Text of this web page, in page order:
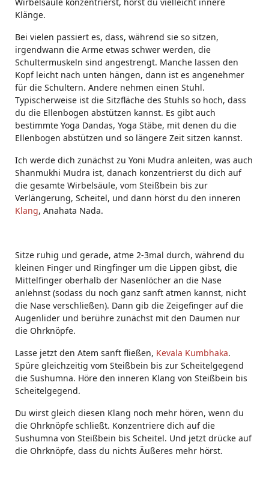
Klänge.
Bei vielen passiert es, dass, während sie so sitzen,
irgendwann die Arme etwas schwer werden, die
Schultermuskeln sind angestrengt. Manche lassen den
Kopf leicht nach unten hängen, dann ist es angenehmer
für die Schultern. Andere nehmen einen Stuhl.
Typischerweise ist die Sitzfläche des Stuhls so hoch, dass
du die Ellenbogen abstützen kannst. Es gibt auch
bestimmte Yoga Dandas, Yoga Stäbe, mit denen du die
Ellenbogen abstützen und so längere Zeit sitzen kannst.
Ich werde dich zunächst zu Yoni Mudra anleiten, was auch
Shanmukhi Mudra ist, danach konzentrierst du dich auf
die gesamte Wirbelsäule, vom Steißbein bis zur
Verlängerung, Scheitel, und dann hörst du den inneren
Klang, Anahata Nada.
Sitze ruhig und gerade, atme 2-3mal durch, während du
kleinen Finger und Ringfinger um die Lippen gibst, die
Mittelfinger oberhalb der Nasenlöcher an die Nase
anlehnst (sodass du noch ganz sanft atmen kannst, nicht
die Nase verschließen). Dann gib die Zeigefinger auf die
Augenlider und berühre zunächst mit den Daumen nur
die Ohrknöpfe.
Lasse jetzt den Atem sanft fließen, Kevala Kumbhaka.
Spüre gleichzeitig vom Steißbein bis zur Scheitelgegend
die Sushumna. Höre den inneren Klang von Steißbein bis
Scheitelgegend.
Du wirst gleich diesen Klang noch mehr hören, wenn du
die Ohrknöpfe schließt. Konzentriere dich auf die
Sushumna von Steißbein bis Scheitel. Und jetzt drücke auf
die Ohrknöpfe, dass du nichts Äußeres mehr hörst.